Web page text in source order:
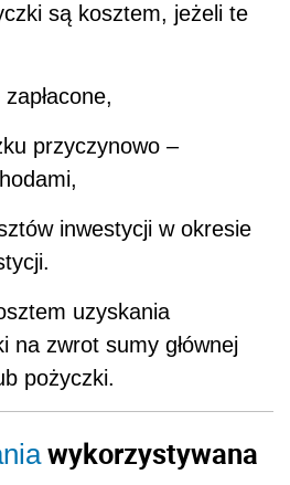
są kosztem, jeżeli te
przyczynowo –
inwestycji w okresie
uzyskania
na zwrot sumy głównej
pożyczki.
wykorzystywana